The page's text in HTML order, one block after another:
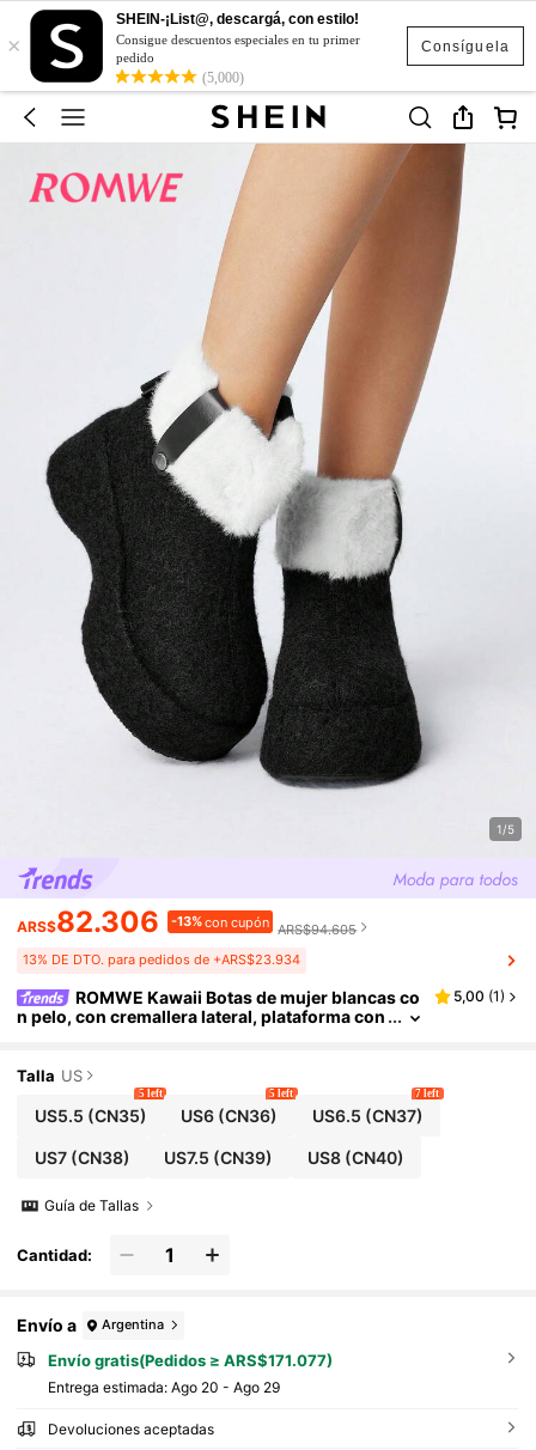
Consíguela
×
SHEIN-¡List@, descargá, con estilo!
Consigue descuentos especiales en tu primer
pedido
(5,000)
1/5
ARS$82.306 -13%con cupón ARS$94.605
13% DE DTO. para pedidos de +ARS$23.934
ROMWE Kawaii Botas de mujer blancas co
n pelo, con cremallera lateral, plataforma con
5,00 (1)
Talla US
US5.5 (CN35)
5 left
US6 (CN36)
5 left
US6.5 (CN37)
7 left
US7(CN38) US7.5 (CN39) US8(CN40)
Guía de Tallas
Cantidad:
Envío a Argentina
Envío gratis(Pedidos ≥ ARS$171.077)
Entrega estimada: Ago 20 - Ago 29
Devoluciones aceptadas